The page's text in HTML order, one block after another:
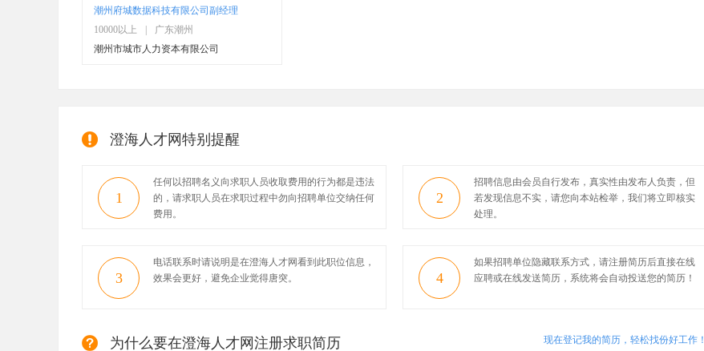
潮州府城数据科技有限公司副经理
10000以上
广东潮州
潮州市城市人力资本有限公司
澄海人才网特别提醒
1
任何以招聘名义向求职人员收取费用的行为都是违法
的，请求职人员在求职过程中勿向招聘单位交纳任何
费用。
2
招聘信息由会员自行发布，真实性由发布人负责，但
若发现信息不实，请您向本站检举，我们将立即核实
处理。
3
电话联系时请说明是在澄海人才网看到此职位信息，
效果会更好，避免企业觉得唐突。
4
如果招聘单位隐藏联系方式，请注册简历后直接在线
应聘或在线发送简历，系统将会自动投送您的简历！
为什么要在澄海人才网注册求职简历 现在登记我的简历，轻松找份好工作！